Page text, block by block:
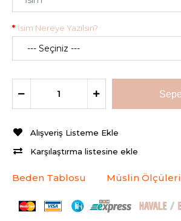
İsim Nereye Yazılsın?
Alışveriş Listeme Ekle
Karşılaştırma listesine ekle
Beden Tablosu Müslin Ölçüleri